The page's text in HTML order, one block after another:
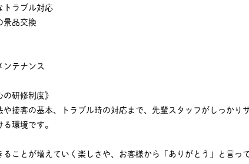
トラブル対応
景品交換
ンテナンス
の研修制度》
や接客の基本、トラブル時の対応まで、先輩スタッフがしっかり
環境です。
ることが増えていく楽しさや、お客様から「ありがとう」と言っ